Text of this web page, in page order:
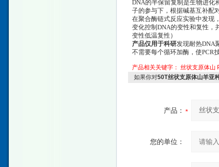
DNA的半保留复制是生物进化
子的参与下，根据碱基互补配
在聚合酶链式反应实验中发现
变化控制DNA的变性和复性，
变性低温复性）
产品仅用于科研发现耐热DNA
不需要每个循环加酶，使PCR
产品相关关键字： 丝状支原体山
如果你对50T丝状支原体山羊亚
产品：
您的单位：